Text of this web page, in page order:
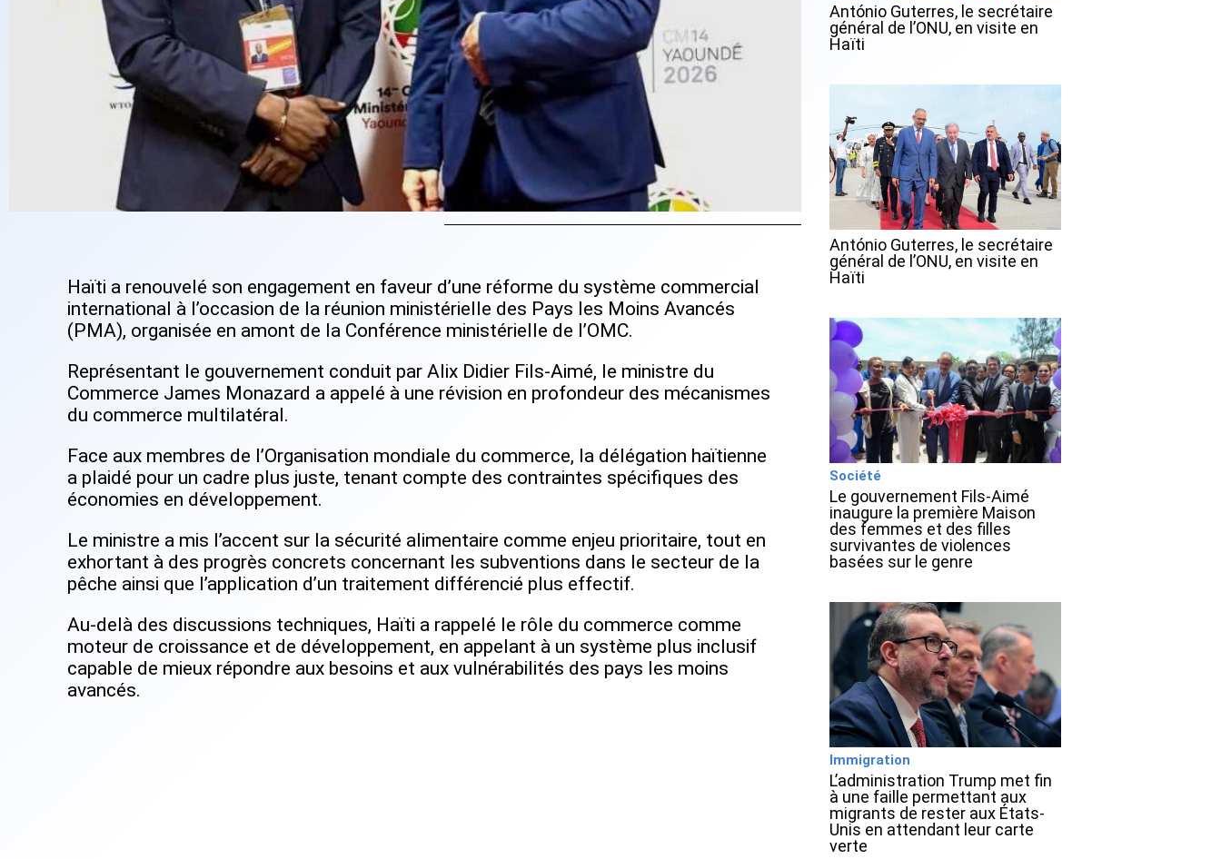
Haïti a renouvelé son engagement en faveur d’une réforme du système commercial
international à l’occasion de la réunion ministérielle des Pays les Moins Avancés
(PMA), organisée en amont de la Conférence ministérielle de l’OMC.
Représentant le gouvernement conduit par Alix Didier Fils-Aimé, le ministre du
Commerce James Monazard a appelé à une révision en profondeur des mécanismes
du commerce multilatéral.
Face aux membres de l’Organisation mondiale du commerce, la délégation haïtienne
a plaidé pour un cadre plus juste, tenant compte des contraintes spécifiques des
économies en développement.
Le ministre a mis l’accent sur la sécurité alimentaire comme enjeu prioritaire, tout en
exhortant à des progrès concrets concernant les subventions dans le secteur de la
pêche ainsi que l’application d’un traitement différencié plus effectif.
Au-delà des discussions techniques, Haïti a rappelé le rôle du commerce comme
moteur de croissance et de développement, en appelant à un système plus inclusif
capable de mieux répondre aux besoins et aux vulnérabilités des pays les moins
avancés.
António Guterres, le secrétaire
général de l’ONU, en visite en
Haïti
António Guterres, le secrétaire
général de l’ONU, en visite en
Haïti
Société
Le gouvernement Fils-Aimé
inaugure la première Maison
des femmes et des filles
survivantes de violences
basées sur le genre
Immigration
L’administration Trump met fin
à une faille permettant aux
migrants de rester aux États-
Unis en attendant leur carte
verte